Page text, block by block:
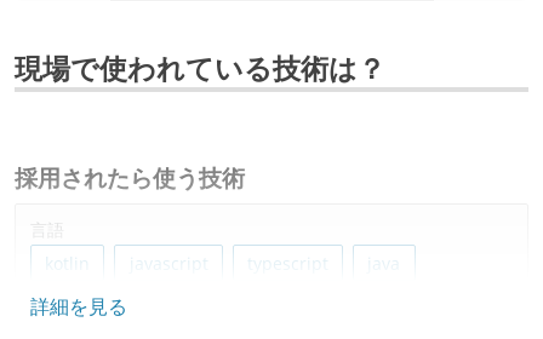
現場で使われている技術は？
採用されたら使う技術
言語
kotlin
javascript typescript java
フレームワーク
詳細を見る